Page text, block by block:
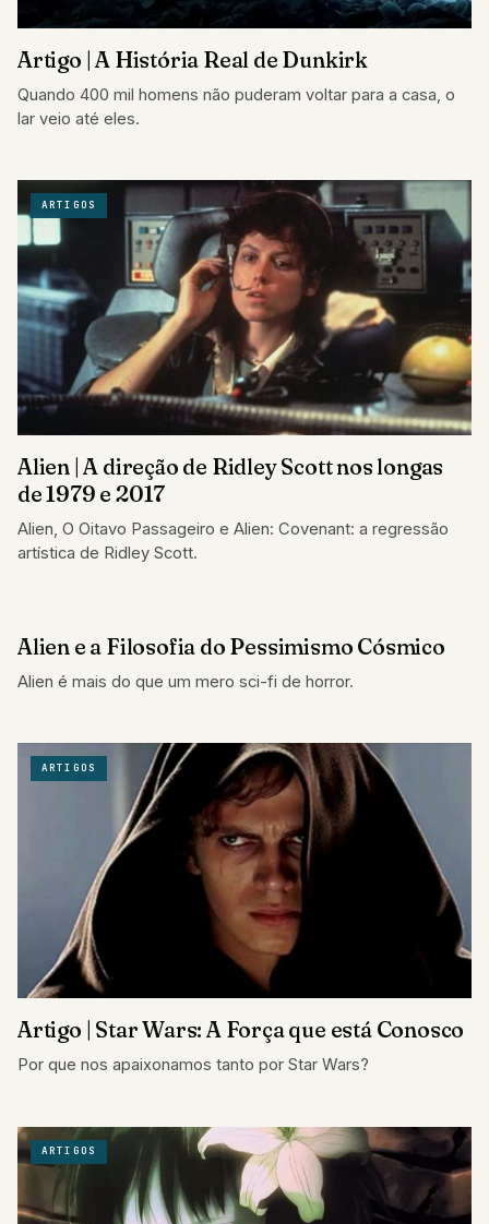
Artigo | A História Real de Dunkirk
Quando 400 mil homens não puderam voltar para a casa, o
lar veio até eles.
ARTIGOS
Alien | A direção de Ridley Scott nos longas
de 1979 e 2017
Alien, O Oitavo Passageiro e Alien: Covenant: a regressão
artística de Ridley Scott.
ARTIGOS
Alien e a Filosofia do Pessimismo Cósmico
Alien é mais do que um mero sci-fi de horror.
ARTIGOS
Artigo | Star Wars: A Força que está Conosco
Por que nos apaixonamos tanto por Star Wars?
ARTIGOS